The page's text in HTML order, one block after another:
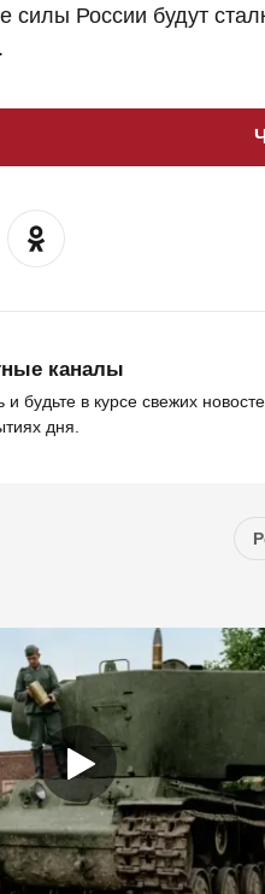
силы России будут
каналы
будьте в курсе свежих
дня.